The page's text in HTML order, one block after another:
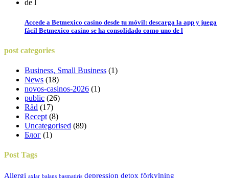
Accede a Betmexico casino desde tu móvil: descarga la app y juega
fácil Betmexico casino se ha consolidado como uno de l
post categories
Business, Small Business (1)
News (18)
novos-casinos-2026 (1)
public (26)
Råd (17)
Recept (8)
Uncategorised (89)
Блог (1)
PostTags
Allergi axlar balans basmatiris depression detox förkylning